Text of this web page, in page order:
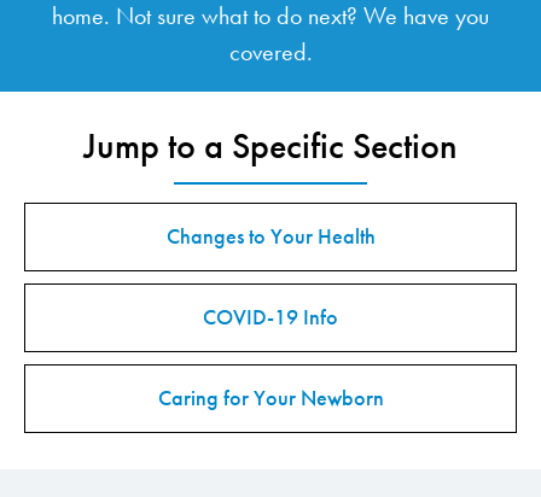
home. Not sure what to do next? We have you
covered.
Jump to a Specific Section
Changes to Your Health
COVID-19 Info
Caring for Your Newborn